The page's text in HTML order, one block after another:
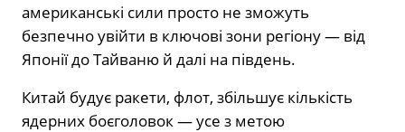
американські сили просто не зможуть
безпечно увійти в ключові зони регіону — від
Японії до Тайваню й далі на південь.
Китай будує ракети, флот, збільшує кількість
ядерних боєголовок — усе з метою